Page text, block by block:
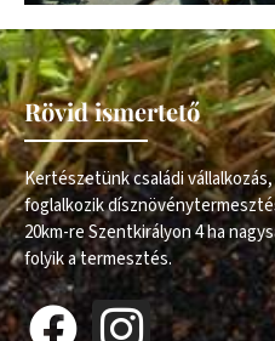
Rövid ismertető
Kertészetünk családi vállalkozás,
foglalkozik
20km-re Szentkirályon 4 ha
folyik a termesztés.